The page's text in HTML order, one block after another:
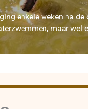
enkele weken na
maar wel